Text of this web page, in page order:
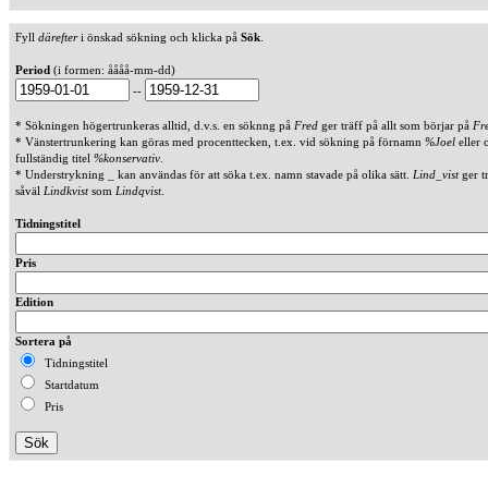
Fyll därefteri önskad sökning och klicka på Sök
Period (i formen: åååå-mm-dd)
--
* Sökningen högertrunkeras alltid, d.v.s. en söknng på Fred ger träff på allt som börjar på
* Vänstertrunkering kan göras med procenttecken, t.ex. vid sökning på förnamn %Joel eller
fullständig titel %konservativ
* Understrykning _ kan användas för att söka t.ex. namn stavade på olika sätt. Lind_vistger
såväl Lindkvistsom Lindqvist.
Tidningstitel
Pris
Edition
Sortera på
Tidningstitel
Startdatum
Pris